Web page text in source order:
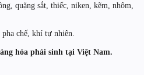
quặng sắt, thiếc, niken, kẽm, nhôm,
chế, khí tự nhiên.
hóa phái sinh tại Việt Nam.